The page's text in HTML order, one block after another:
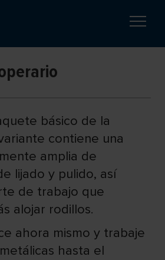
básico de la
contiene una
amplia de
lijado y pulido, así
de trabajo que
alojar rodillos.
ahora mismo y trabaje
hasta el